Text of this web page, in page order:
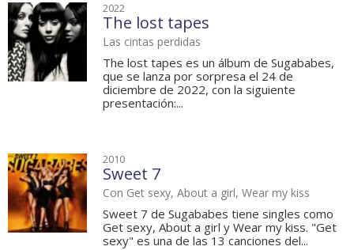
2022
The lost tapes
Las cintas perdidas
The lost tapes es un álbum de Sugababes,
que se lanza por sorpresa el 24 de
diciembre de 2022, con la siguiente
presentación:...
2010
Sweet 7
Con Get sexy, About a girl, Wear my kiss
Sweet 7 de Sugababes tiene singles como
Get sexy, About a girl y Wear my kiss. "Get
sexy" es una de las 13 canciones del...